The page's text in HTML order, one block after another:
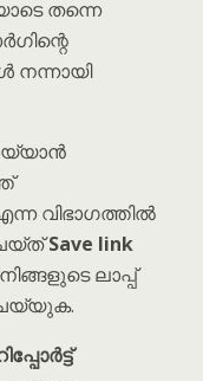
തന്നെ
വിഭാഗത്തിൽ
Save link
ലാപ്പ്